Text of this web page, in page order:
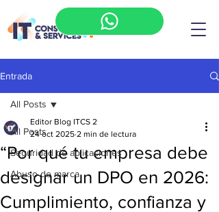
Entrada
All Posts
Seguridad de aplicaciones
Abuso de marca
All Posts
“Por qué tu empresa debe
designar un DPO en 2026:
Cumplimiento, confianza y
Editor Blog ITCS 2
24 oct 2025 2 min de lectura